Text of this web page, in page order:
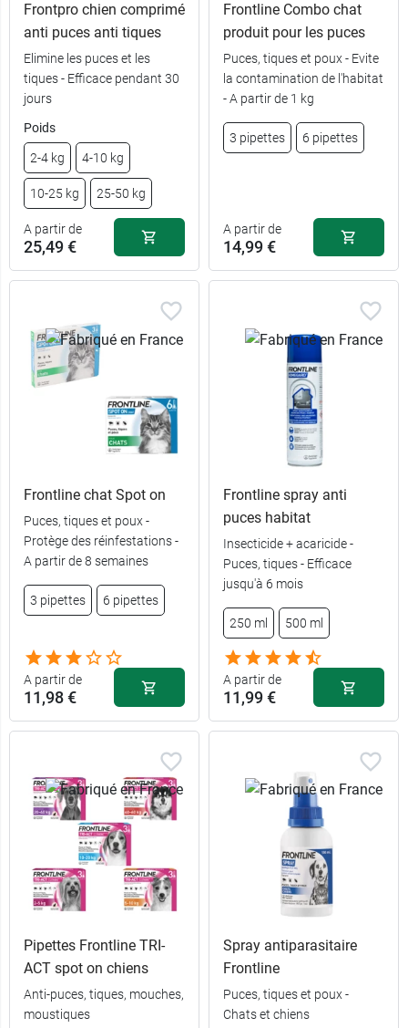
Frontpro chien comprimé
anti puces anti tiques
Elimine les puces et les
tiques - Efficace pendant 30
jours
Poids
2-4 kg 4-10 kg
10-25 kg 25-50 kg
A partir de
25,49 €
25,49 €
28,99 €
25-50 kg 37,39 €
Frontline Combo chat
produit pour les puces
Puces, tiques et poux - Evite
la contamination de l'habitat
- A partir de 1 kg
3 pipettes 6 pipettes
A partir de
14,99 €
3 pipettes 14,99 €
6 pipettes 24,99 €
Frontline chat Spot on
Puces, tiques et poux -
Protège des réinfestations -
A partir de 8 semaines
3 pipettes 6 pipettes
A partir de
11,98 €
Frontline spray anti
puces habitat
Insecticide + acaricide -
Puces, tiques - Efficace
jusqu'à 6 mois
250 ml 500 ml
A partir de
11,99 €
Pipettes Frontline TRI-
ACT spot on chiens
Anti-puces, tiques, mouches,
moustiques
Spray antiparasitaire
Frontline
Puces, tiques et poux -
Chats et chiens